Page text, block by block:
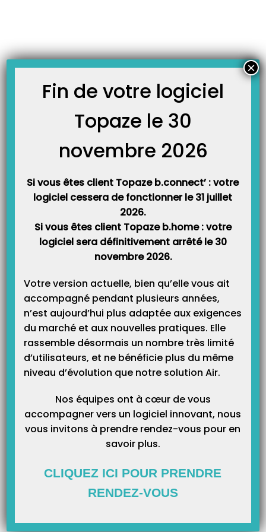
Vous trouverez ci-dessous la procédure pour la création d’une mutuelle en
patient Etape 1 : – Lire l’attestation complémentaire du patient…
Catégories
Fin de votre logiciel
Topaze le 30
novembre 2026
Si vous êtes client Topaze b.connect’ : votre
logiciel cessera de fonctionner le 31 juillet
2026.
Si vous êtes client Topaze b.home : votre
logiciel sera définitivement arrêté le 30
novembre 2026.
Votre version actuelle, bien qu’elle vous ait
accompagné pendant plusieurs années,
n’est aujourd’hui plus adaptée aux exigences
du marché et aux nouvelles pratiques. Elle
rassemble désormais un nombre très limité
d’utilisateurs, et ne bénéficie plus du même
niveau d’évolution que notre solution Air.
Nos équipes ont à cœur de vous
accompagner vers un logiciel innovant, nous
vous invitons à prendre rendez-vous pour en
savoir plus.
CLIQUEZ ICI POUR PRENDRE
RENDEZ-VOUS
×